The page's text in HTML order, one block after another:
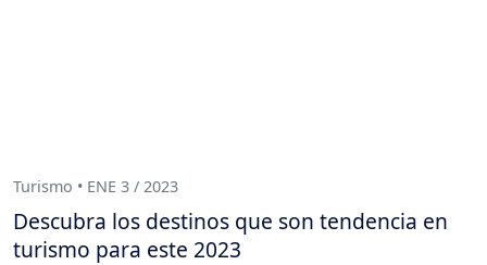
Turismo • ENE 3 / 2023
Descubra los destinos que son tendencia en
turismo para este 2023